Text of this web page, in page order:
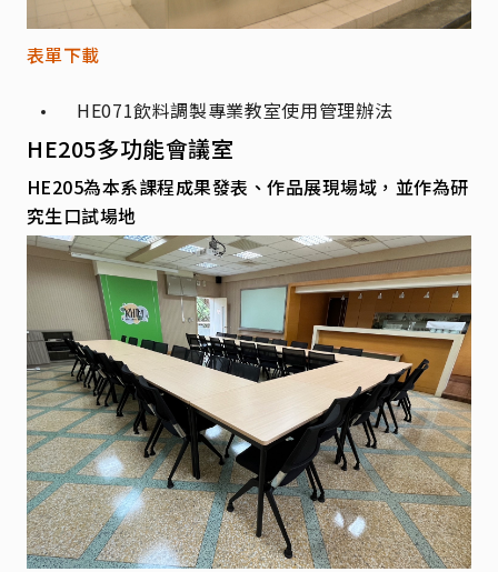
表單下載
HE071飲料調製專業教室使用管理辦法
HE205多功能會議室
HE205為本系課程成果發表、作品展現場域，並作為研
究生口試場地